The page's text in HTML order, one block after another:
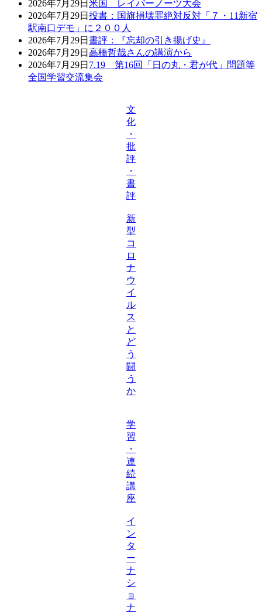
2026年7月29日 米国 レイバーノーツ大会
2026年7月29日 投書：国旗損壊罪絶対反対「７・11新宿
駅南口デモ」に２００人
2026年7月29日 書評：『忘却の引き揚げ史』
2026年7月29日 高橋哲哉さんの講演から
2026年7月29日 7.19 第16回「日の丸・君が代」問題等
全国学習交流集会
文
化
・
批
評
・
書
評
新
型
コ
ロ
ナ
ウ
イ
ル
ス
と
ど
う
闘
う
か
学
習
・
連
続
講
座
イ
ン
タ
ー
ナ
シ
ョ
ナ